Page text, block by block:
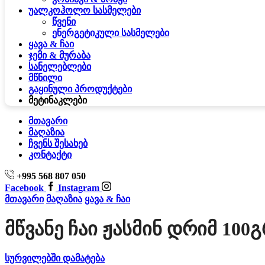
უალკოჰოლო სასმელები
წვენი
ენერგეტიკული სასმელები
ყავა & ჩაი
ჯემი & მურაბა
სანელებლები
მწნილი
გაყინული პროდუქტები
მეტინაკლები
მთავარი
მაღაზია
ჩვენს შესახებ
კონტაქტი
+995 568 807 050
Facebook
Instagram
მთავარი მაღაზია ყავა & ჩაი
Მწვანე Ჩაი Ჟასმინ Დრიმ
სურვილებში დამატება